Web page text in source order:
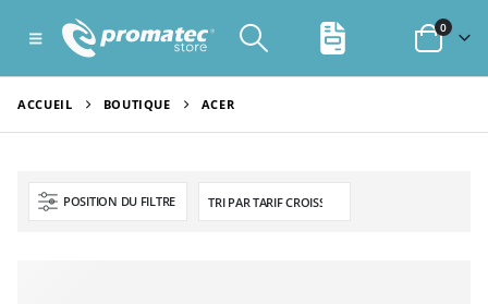
0
ACCUEIL BOUTIQUE ACER
POSITION DU FILTRE